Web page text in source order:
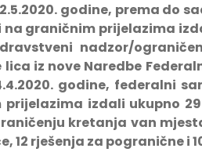
.2020. godine, prema do
graničnim prijelazima
nadzor/
iz nove Naredbe
godine, federalni
izdali ukupno
kretanja van
12 rješenja za pogranične i